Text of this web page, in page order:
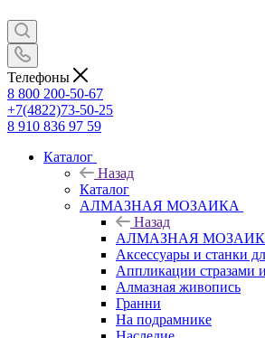
Телефоны
8 800 200-50-67
+7(4822)73-50-25
8 910 836 97 59
Каталог
Назад
Каталог
АЛМАЗНАЯ МОЗАИКА
Назад
АЛМАЗНАЯ
Аксессуары и станки
Аппликации стразами
Алмазная живопись
Гранни
На подрамнике